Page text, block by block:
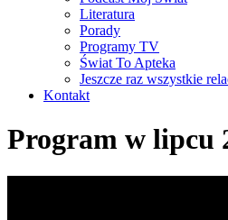
Literatura
Porady
Programy TV
Świat To Apteka
Jeszcze raz wszystkie
Kontakt
Program w lipcu